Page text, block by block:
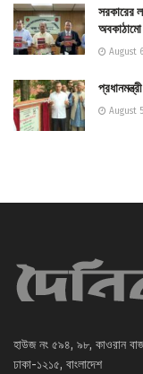
সরকারের
অবকাঠামো
August
August
হাউজ নং ৫৯৪, ৯৮, কাওরান
ঢাকা-১২১৫, বাংলাদেশ